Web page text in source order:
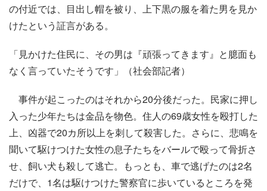
の付近では、目出し帽を被り、上下黒の服を着た男を見か
けたという証言がある。
「見かけた住民に、その男は『頑張ってきます』と臆面も
なく言っていたそうです」（社会部記者）
事件が起こったのはそれから20分後だった。民家に押し
入った少年たちは金品を物色。住人の69歳女性を殴打した
上、凶器で20カ所以上を刺して殺害した。さらに、悲鳴を
聞いて駆けつけた女性の息子たちをバールで殴って骨折さ
せ、飼い犬も殺して逃亡。もっとも、車で逃げたのは2名
だけで、1名は駆けつけた警察官に歩いているところを発